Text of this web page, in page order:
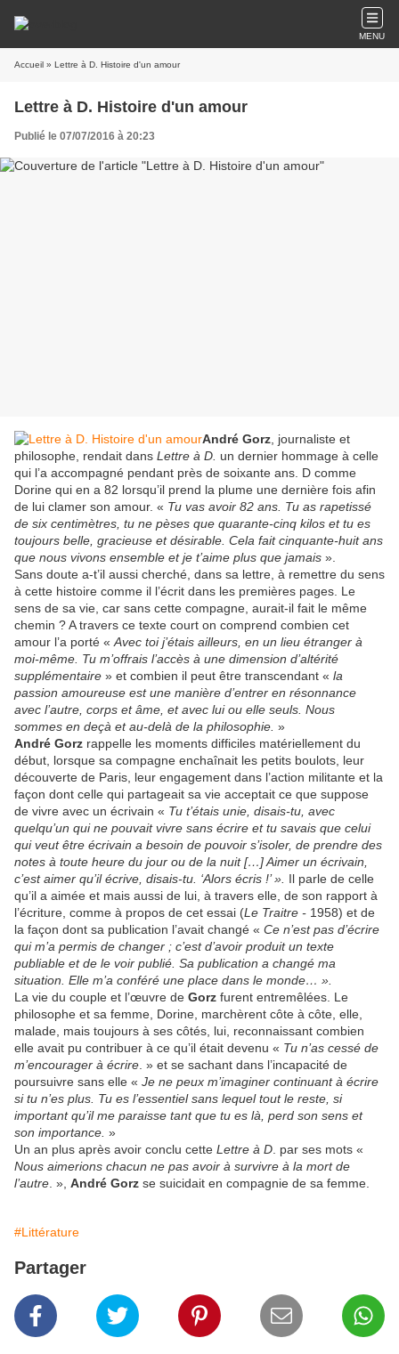
MENU
Accueil » Lettre à D. Histoire d'un amour
Lettre à D. Histoire d'un amour
Publié le 07/07/2016 à 20:23
André Gorz , journaliste et
philosophe, rendait dans Lettre à D. un dernier hommage à celle
qui l’a accompagné pendant près de soixante ans. D comme
Dorine qui en a 82 lorsqu’il prend la plume une dernière fois afin
de lui clamer son amour. « Tu vas avoir 82 ans. Tu as rapetissé
de six centimètres, tu ne pèses que quarante-cinq kilos et tu es
toujours belle, gracieuse et désirable. Cela fait cinquante-huit ans
que nous vivons ensemble et je t’aime plus que jamais ».
Sans doute a-t’il aussi cherché, dans sa lettre, à remettre du sens
à cette histoire comme il l’écrit dans les premières pages. Le
sens de sa vie, car sans cette compagne, aurait-il fait le même
chemin ? A travers ce texte court on comprend combien cet
amour l’a porté « Avec toi j’étais ailleurs, en un lieu étranger à
moi-même. Tu m’offrais l’accès à une dimension d’altérité
supplémentaire » et combien il peut être transcendant « la
passion amoureuse est une manière d’entrer en résonnance
avec l’autre, corps et âme, et avec lui ou elle seuls. Nous
sommes en deçà et au-delà de la philosophie. »
André Gorz rappelle les moments difficiles matériellement du
début, lorsque sa compagne enchaînait les petits boulots, leur
découverte de Paris, leur engagement dans l’action militante et la
façon dont celle qui partageait sa vie acceptait ce que suppose
de vivre avec un écrivain « Tu t’étais unie, disais-tu, avec
quelqu’un qui ne pouvait vivre sans écrire et tu savais que celui
qui veut être écrivain a besoin de pouvoir s’isoler, de prendre des
notes à toute heure du jour ou de la nuit […] Aimer un écrivain,
c’est aimer qu’il écrive, disais-tu. ‘Alors écris !’ ». Il parle de celle
qu’il a aimée et mais aussi de lui, à travers elle, de son rapport à
l’écriture, comme à propos de cet essai (Le Traitre - 1958) et de
la façon dont sa publication l’avait changé « Ce n’est pas d’écrire
qui m’a permis de changer ; c’est d’avoir produit un texte
publiable et de le voir publié. Sa publication a changé ma
situation. Elle m’a conféré une place dans le monde… ».
La vie du couple et l’œuvre de Gorz furent entremêlées. Le
philosophe et sa femme, Dorine, marchèrent côte à côte, elle,
malade, mais toujours à ses côtés, lui, reconnaissant combien
elle avait pu contribuer à ce qu’il était devenu « Tu n’as cessé de
m’encourager à écrire . » et se sachant dans l’incapacité de
poursuivre sans elle « Je ne peux m’imaginer continuant à écrire
si tu n’es plus. Tu es l’essentiel sans lequel tout le reste, si
important qu’il me paraisse tant que tu es là, perd son sens et
son importance. »
Un an plus après avoir conclu cette Lettre à D . par ses mots «
Nous aimerions chacun ne pas avoir à survivre à la mort de
l’autre . », André Gorz se suicidait en compagnie de sa femme.
#Littérature
Partager